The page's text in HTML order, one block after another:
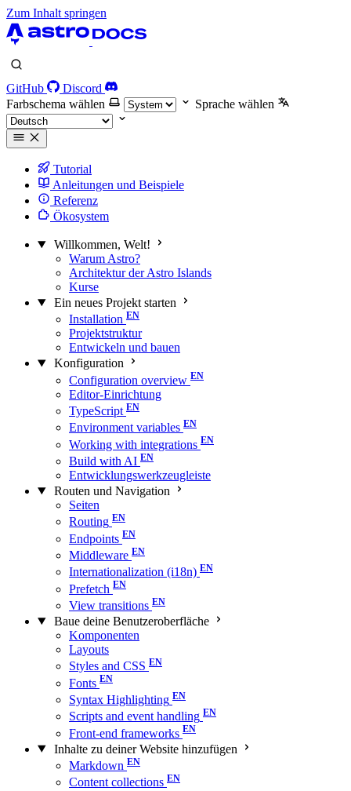
Zum Inhalt springen
GitHub
Discord
Farbschema wählen
Sprache wählen
Tutorial
Anleitungen und Beispiele
Referenz
Ökosystem
Willkommen, Welt!
Warum Astro?
Architektur der Astro Islands
Kurse
Ein neues Projekt starten
Installation
Projektstruktur
Entwickeln und bauen
Konfiguration
Configuration overview
Editor-Einrichtung
TypeScript
Environment variables
Working with integrations
Build with AI
Entwicklungswerkzeugleiste
Routen und Navigation
Seiten
Routing
Endpoints
Middleware
Internationalization (i18n)
Prefetch
View transitions
Baue deine Benutzeroberfläche
Komponenten
Layouts
Styles and CSS
Fonts
Syntax Highlighting
Scripts and event handling
Front-end frameworks
Inhalte zu deiner Website hinzufügen
Markdown
Content collections